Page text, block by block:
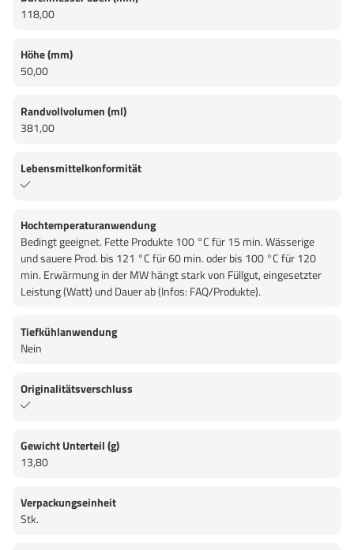
118,00
Höhe (mm)
50,00
Randvollvolumen (ml)
381,00
Lebensmittelkonformität
Hochtemperaturanwendung
Bedingt geeignet. Fette Produkte 100 °C für 15 min. Wässerige
und sauere Prod. bis 121 °C für 60 min. oder bis 100 °C für 120
min. Erwärmung in der MW hängt stark von Füllgut, eingesetzter
Leistung (Watt) und Dauer ab (Infos: FAQ/Produkte).
Tiefkühlanwendung
Nein
Originalitätsverschluss
Gewicht Unterteil (g)
13,80
Verpackungseinheit
Stk.